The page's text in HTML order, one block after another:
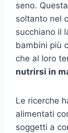
seno.
soltanto nel
succhiano il
bambini più
che al loro
nutrirsi in
Le ricerche
alimentati
soggetti a